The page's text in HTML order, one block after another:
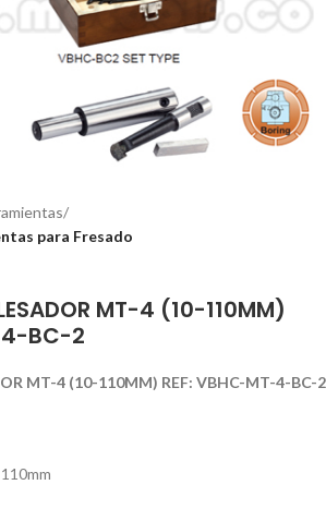
para Fresado
MT-4 (10-110MM)
4-BC-2
MT-4 (10-110MM) REF: VBHC-MT-4-BC-2